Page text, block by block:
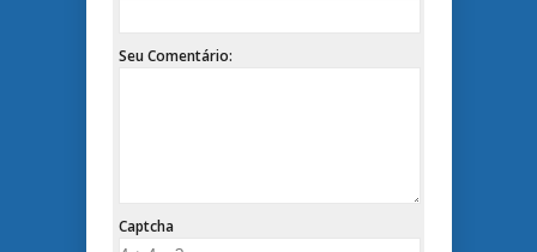
Seu Comentário:
Captcha